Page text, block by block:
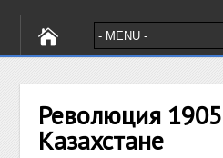
Революция
Казахстане